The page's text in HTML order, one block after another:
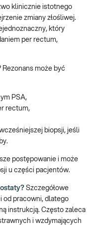
klinicznie istotnego
zmiany złośliwej.
który
per rectum,
może być
PSA,
rectum,
biopsji, jeśli
postępowanie i może
u części pacjentów.
Szczegółowe
od pracowni, dlatego
instrukcją. Często zaleca
i wzdymających